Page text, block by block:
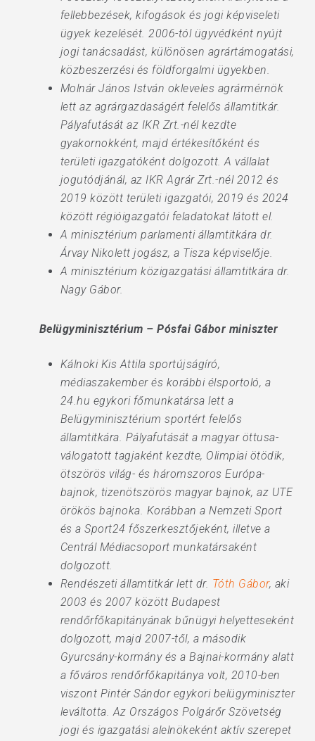
fellebbezések, kifogások és jogi képviseleti
ügyek kezelését. 2006-tól ügyvédként nyújt
jogi tanácsadást, különösen agrártámogatási,
közbeszerzési és földforgalmi ügyekben.
Molnár János István okleveles agrármérnök
lett az agrárgazdaságért felelős államtitkár.
Pályafutását az IKR Zrt.-nél kezdte
gyakornokként, majd értékesítőként és
területi igazgatóként dolgozott. A vállalat
jogutódjánál, az IKR Agrár Zrt.-nél 2012 és
2019 között területi igazgatói, 2019 és 2024
között régióigazgatói feladatokat látott el.
A minisztérium parlamenti államtitkára dr.
Árvay Nikolett jogász, a Tisza képviselője.
A minisztérium közigazgatási államtitkára dr.
Nagy Gábor.
Belügyminisztérium – Pósfai Gábor miniszter
Kálnoki Kis Attila sportújságíró,
médiaszakember és korábbi élsportoló, a
24.hu egykori főmunkatársa lett a
Belügyminisztérium sportért felelős
államtitkára. Pályafutását a magyar öttusa-
válogatott tagjaként kezdte, Olimpiai ötödik,
ötszörös világ- és háromszoros Európa-
bajnok, tizenötszörös magyar bajnok, az UTE
örökös bajnoka. Korábban a Nemzeti Sport
és a Sport24 főszerkesztőjeként, illetve a
Centrál Médiacsoport munkatársaként
dolgozott.
Rendészeti államtitkár lett dr. Tóth Gábor, aki
2003 és 2007 között Budapest
rendőrfőkapitányának bűnügyi helyetteseként
dolgozott, majd 2007-től, a második
Gyurcsány-kormány és a Bajnai-kormány alatt
a főváros rendőrfőkapitánya volt, 2010-ben
viszont Pintér Sándor egykori belügyminiszter
leváltotta. Az Országos Polgárőr Szövetség
jogi és igazgatási alelnökeként aktív szerepet